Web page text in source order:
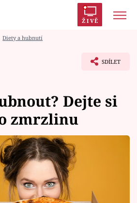
ŽIVĚ
Diety a hubnutí
SDÍLET
Dejte si
zmrzlinu